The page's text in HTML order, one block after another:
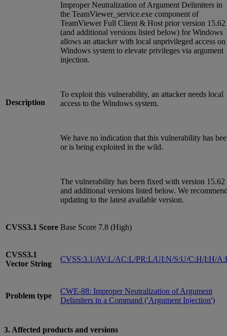
Description
Improper Neutralization of Argument Delimiters in
the TeamViewer_service.exe component of
TeamViewer Full Client & Host prior version 15.62
(and additional versions listed below) for Windows
allows an attacker with local unprivileged access on
Windows system to elevate privileges via argument
injection.
To exploit this vulnerability, an attacker needs local
access to the Windows system.
We have no indication that this vulnerability has
or is being exploited in the wild.
The vulnerability has been fixed with version 15.62
and additional versions listed below. We
updating to the latest available version.
CVSS3.1 Score Base Score 7.8 (High)
CVSS3.1
Vector String
CVSS:3.1/AV:L/AC:L/PR:L/UI:N/S:U/C:H/I:H/
Problem type
CWE-88: Improper Neutralization of Argument
Delimiters in a Command ('Argument Injection')
3. Affected products and versions